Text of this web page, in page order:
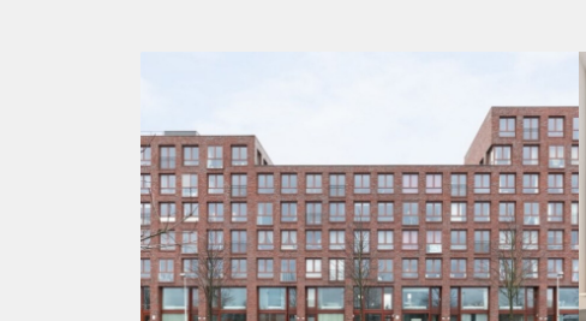
Geschikt voor studenten: Afhankelijk van de Eigenaar